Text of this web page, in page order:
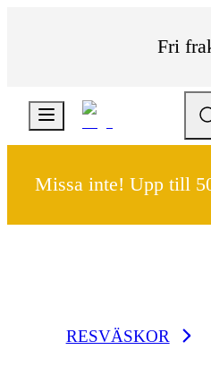
Fri
Missa inte! Upp till
RESVÄSKOR